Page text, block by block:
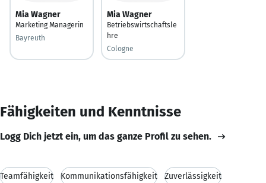
Mia Wagner
Marketing Managerin
Bayreuth
Mia Wagner
Betriebswirtschaftsle
hre
Cologne
Fähigkeiten und Kenntnisse
Logg Dich jetzt ein, um das ganze Profil zu sehen.
Teamfähigkeit Kommunikationsfähigkeit Zuverlässigkeit